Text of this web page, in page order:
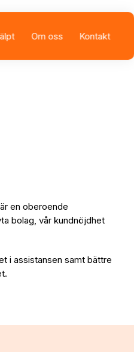
Om oss Kontakt
en oberoende
bolag, vår kundnöjdhet
i assistansen samt bättre